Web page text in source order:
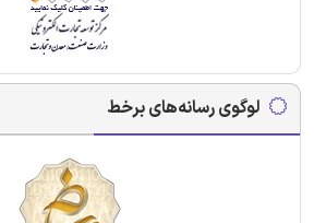
لوگوی رسانه‌های برخط